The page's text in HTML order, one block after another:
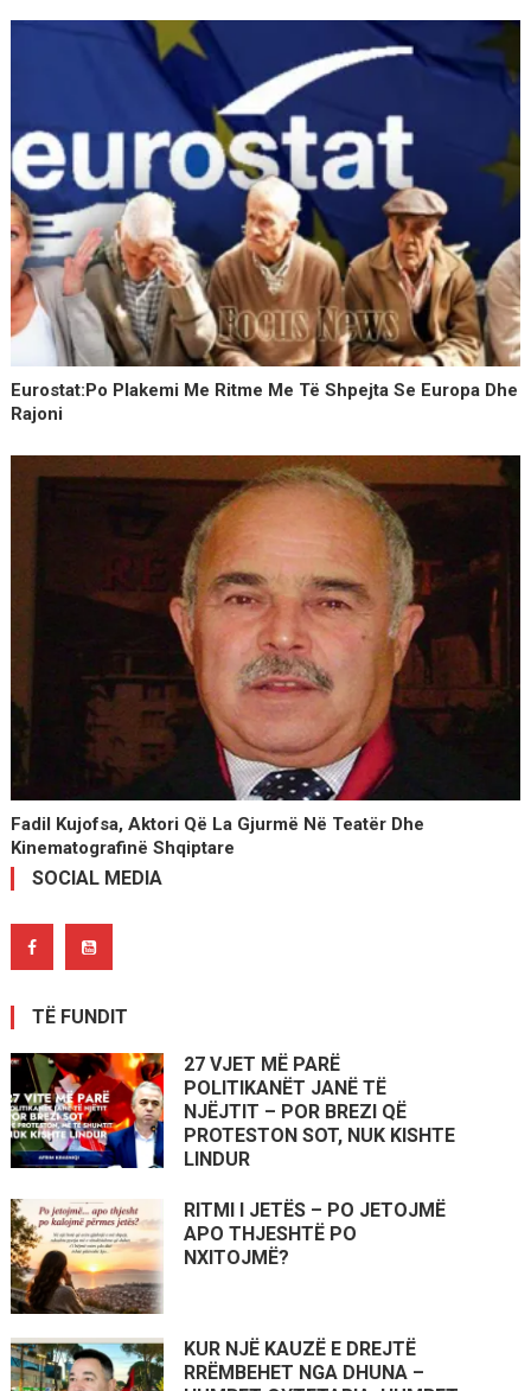
Eurostat:Po Plakemi Me Ritme Me Të Shpejta Se Europa Dhe
Rajoni
Fadil Kujofsa, Aktori Që La Gjurmë Në Teatër Dhe
Kinematografinë Shqiptare
SOCIAL MEDIA
TË FUNDIT
27 VJET MË PARË
POLITIKANËT JANË TË
NJËJTIT – POR BREZI QË
PROTESTON SOT, NUK KISHTE
LINDUR
RITMI I JETËS – PO JETOJMË
APO THJESHTË PO
NXITOJMË?
KUR NJË KAUZË E DREJTË
RRËMBEHET NGA DHUNA –